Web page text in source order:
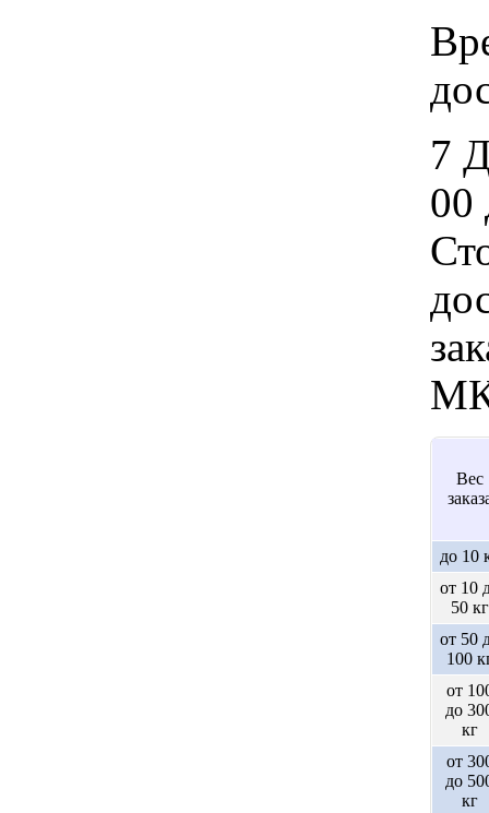
7
00
Вес
до 10
от 10
50 кг
от 50
100
от
до
кг
от
до
кг